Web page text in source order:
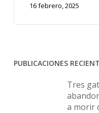
16 febrero, 2025
PUBLICACIONES
Tres
a morir